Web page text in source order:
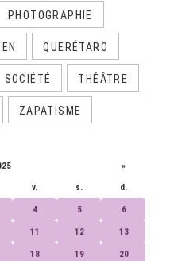
PHOTOGRAPHIE
QUERÉTARO
SOCIÉTÉ THÉÂTRE
ZAPATISME
»
v. s. d.
4 5 6
11 12 13
18 19 20